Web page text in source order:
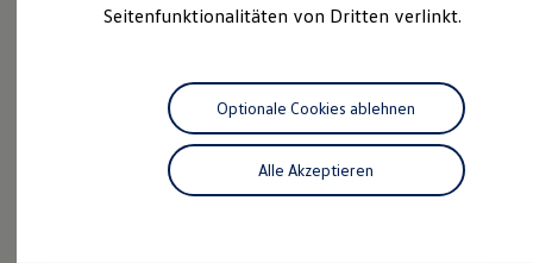
Unser Ansatz
Reichweitensimulator
Ladezeitensimulator
Ladelösungen für Privatkunden
Ladelösungen für Gewerbekunden
Wallbox und Ladekabel
Bidirektionales Laden
Seitenfunktionalitäten von Dritten verlinkt.
Alle Akzeptieren
Optionale Cookies ablehnen